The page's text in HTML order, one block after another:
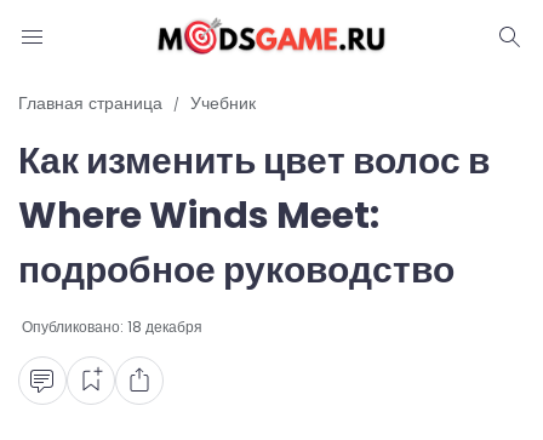
Блог
Читы и коды
Промокоды
Ошибки
Руководства
Roblox
Главная страница Учебник
Как изменить цвет волос в
Where Winds Meet:
подробное руководство
Опубликовано: 18 декабря